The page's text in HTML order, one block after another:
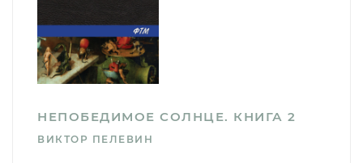
НЕПОБЕДИМОЕ СОЛНЦЕ. КНИГА 2
ВИКТОР ПЕЛЕВИН